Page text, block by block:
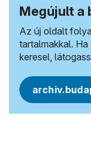
Megújult a
Az új oldalt
tartalmakkal.
keresel,